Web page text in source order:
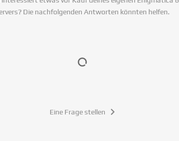
Die nachfolgenden Antworten könnten helfen.
Eine Frage stellen